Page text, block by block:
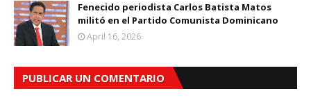
Fenecido periodista Carlos Batista Matos
militó en el Partido Comunista Dominicano
April 16, 2026
PUBLICAR UN COMENTARIO